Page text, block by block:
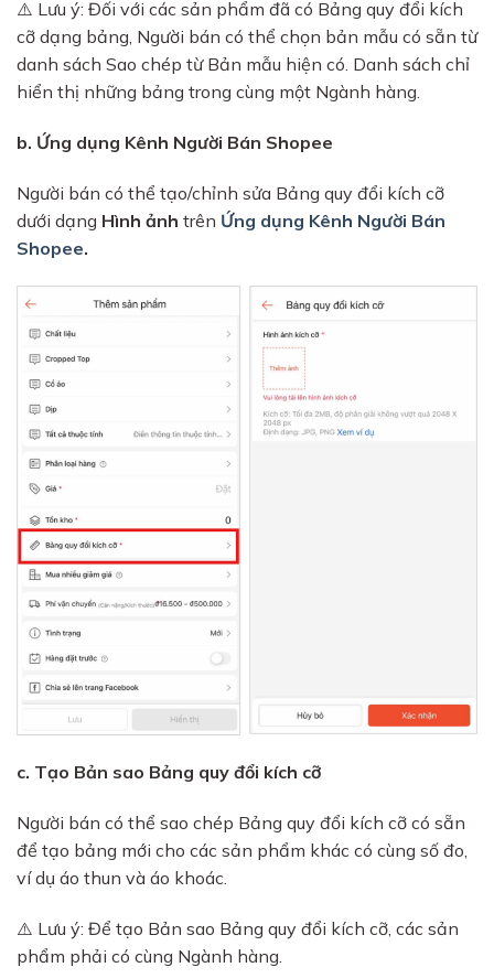
⚠️ Lưu ý: Đối với các sản phẩm đã có Bảng quy đổi kích
cỡ dạng bảng, Người bán có thể chọn bản mẫu có sẵn từ
danh sách Sao chép từ Bản mẫu hiện có. Danh sách chỉ
hiển thị những bảng trong cùng một Ngành hàng.
b. Ứng dụng Kênh Người Bán Shopee
Người bán có thể tạo/chỉnh sửa Bảng quy đổi kích cỡ
dưới dạng Hình ảnh trên Ứng dụng Kênh Người Bán
Shopee.
c. Tạo Bản sao Bảng quy đổi kích cỡ
Người bán có thể sao chép Bảng quy đổi kích cỡ có sẵn
để tạo bảng mới cho các sản phẩm khác có cùng số đo,
ví dụ áo thun và áo khoác.
⚠️ Lưu ý: Để tạo Bản sao Bảng quy đổi kích cỡ, các sản
phẩm phải có cùng Ngành hàng.